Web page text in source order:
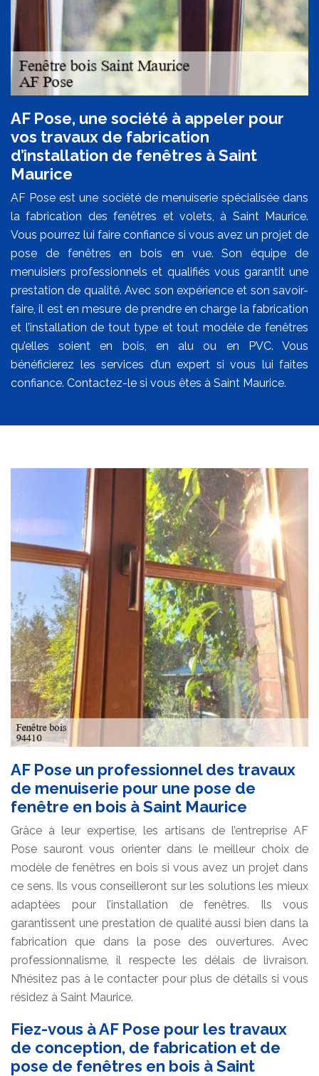
AF Pose, une société à appeler pour
vos travaux de fabrication
d’installation de fenêtres à Saint
Maurice
AF Pose est une société de menuiserie spécialisée dans
la fabrication des fenêtres et volets, à Saint Maurice.
Vous pourrez lui faire confiance si vous avez un projet de
pose de fenêtres en bois en vue. Son équipe de
menuisiers professionnels et qualifiés vous garantit une
prestation de qualité. Avec son expérience et son savoir-
faire, il est en mesure de prendre en charge la fabrication
et l’installation de tout type et tout modèle de fenêtres
qu’elles soient en bois, en alu ou en PVC. Vous
bénéficierez les services d’un expert si vous lui faites
confiance. Contactez-le si vous êtes à Saint Maurice.
AF Pose un professionnel des travaux
de menuiserie pour une pose de
fenêtre en bois à Saint Maurice
Grâce à leur expertise, les artisans de l’entreprise AF
Pose sauront vous orienter dans le meilleur choix de
modèle de fenêtres en bois si vous avez un projet dans
ce sens. Ils vous conseilleront sur les solutions les mieux
adaptées pour l’installation de fenêtres. Ils vous
garantissent une prestation de qualité aussi bien dans la
fabrication que dans la pose des ouvertures. Avec
professionnalisme, il respecte les délais de livraison.
N’hésitez pas à le contacter pour plus de détails si vous
résidez à Saint Maurice.
Fiez-vous à AF Pose pour les travaux
de conception, de fabrication et de
pose de fenêtres en bois à Saint